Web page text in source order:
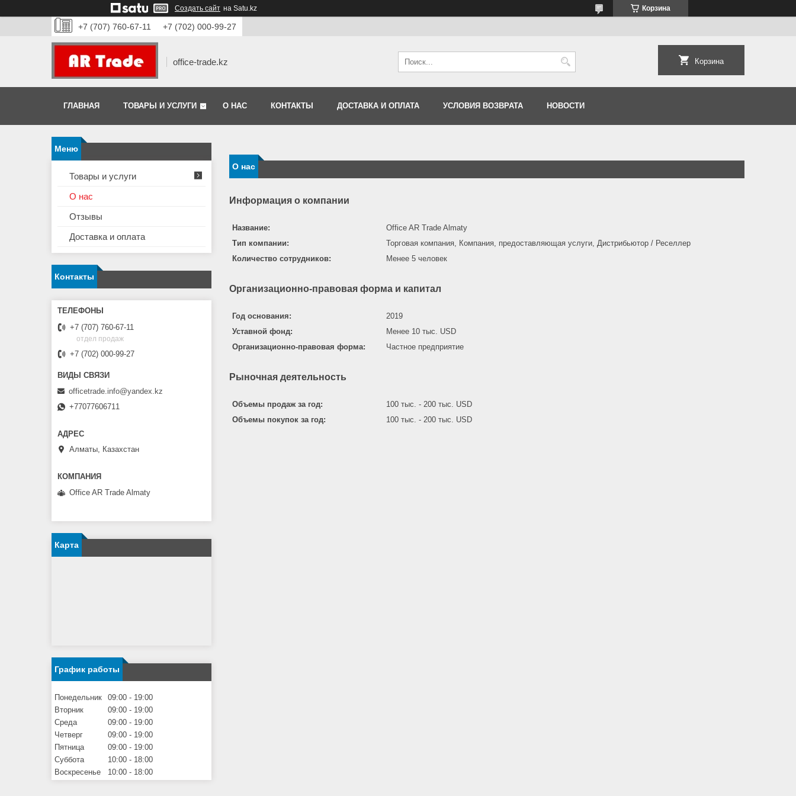
Создать сайт на Satu.kz Корзина
+7 (707) 760-67-11 +7 (702) 000-99-27
office-trade.kz Корзина
ГЛАВНАЯ ТОВАРЫ И УСЛУГИ О НАС КОНТАКТЫ ДОСТАВКА И ОПЛАТА УСЛОВИЯ ВОЗВРАТА НОВОСТИ
О нас
Информация о компании
Название:
Office AR Trade Almaty
Тип компании:
Торговая компания, Компания, предоставляющая услуги, Дистрибьютор / Реселлер
Количество сотрудников:
Менее 5 человек
Организационно-правовая форма и капитал
Год основания:
2019
Уставной фонд:
Менее 10 тыс. USD
Организационно-правовая форма:
Частное предприятие
Рыночная деятельность
Объемы продаж за год:
100 тыс. - 200 тыс. USD
Объемы покупок за год:
100 тыс. - 200 тыс. USD
Товары и услуги
О нас
Отзывы
Доставка и оплата
Контакты
+7 (707) 760-67-11
отдел продаж
+7 (702) 000-99-27
officetrade.info@yandex.kz
+77077606711
Алматы, Казахстан
Office AR Trade Almaty
Карта
График работы
Понедельник 09:00
19:00
Вторник
09:00
19:00
Среда
09:00
19:00
Четверг
09:00
19:00
Пятница
09:00
19:00
Суббота
10:00
18:00
Воскресенье
10:00 18:00